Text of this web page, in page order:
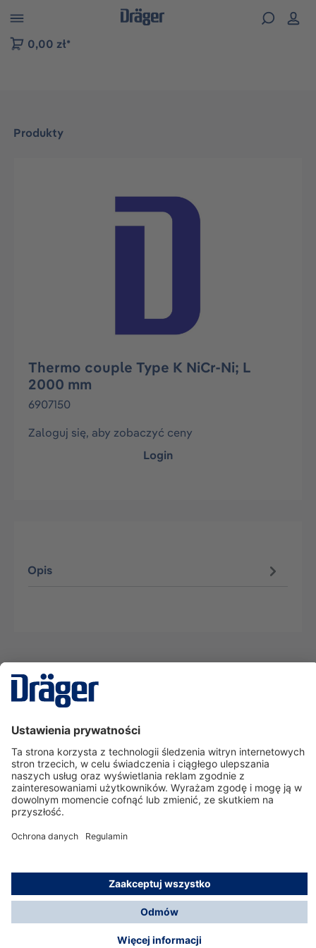
do nawigacji na platformie B2B
0,00 zł*
Produkty
Pomiń galerię zdjęć
Thermo couple Type K NiCr-Ni; L
2000 mm
6907150
Zaloguj się, aby zobaczyć ceny
Login
Opis
Serwisowa linia hotline
O nas
Korzystanie ze sklepu
© Dräger Polska Sp. z o.o., 2025
*Wszystkie ceny bez VAT, na warunkach opisanych w